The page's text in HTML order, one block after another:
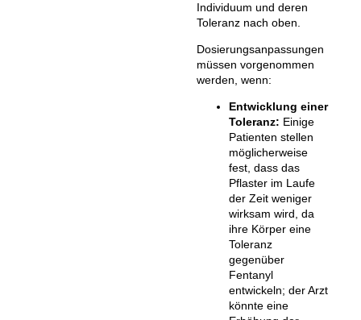
Individuum und deren
Toleranz nach oben.
Dosierungsanpassungen
müssen vorgenommen
werden, wenn:
Entwicklung einer
Toleranz: Einige
Patienten stellen
möglicherweise
fest, dass das
Pflaster im Laufe
der Zeit weniger
wirksam wird, da
ihre Körper eine
Toleranz
gegenüber
Fentanyl
entwickeln; der Arzt
könnte eine